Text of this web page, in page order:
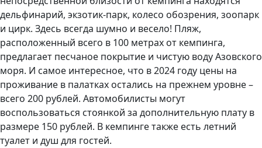
дельфинарий, экзотик-парк, колесо обозрения, зоопарк
и цирк. Здесь всегда шумно и весело! Пляж,
расположенный всего в 100 метрах от кемпинга,
предлагает песчаное покрытие и чистую воду Азовского
моря. И самое интересное, что в 2024 году цены на
проживание в палатках остались на прежнем уровне –
всего 200 рублей. Автомобилисты могут
воспользоваться стоянкой за дополнительную плату в
размере 150 рублей. В кемпинге также есть летний
туалет и душ для гостей.